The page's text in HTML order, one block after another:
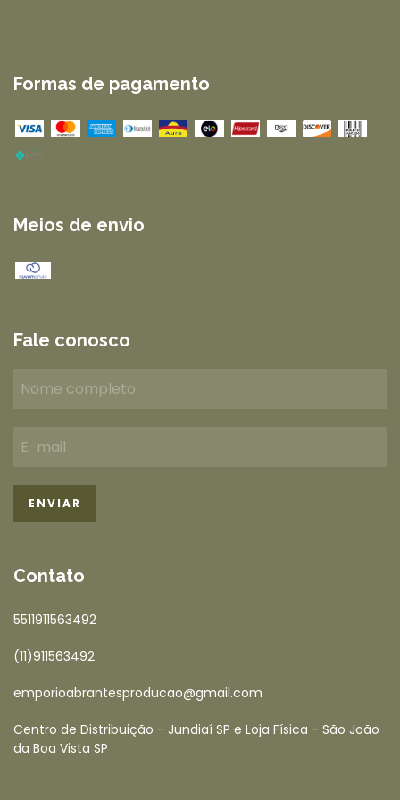
Formas de pagamento
Meios de envio
Fale conosco
Contato
5511911563492
(11)911563492
emporioabrantesproducao@gmail.com
Centro de Distribuição - Jundiaí SP e Loja Física - São João
da Boa Vista SP